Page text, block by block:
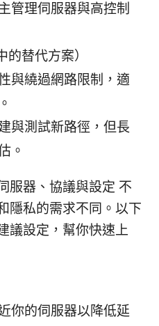
管理伺服器與高控制
替代方案）
與繞過網路限制，適
與測試新路徑，但長
。
服器、協議與設定 不
隱私的需求不同。以下
議設定，幫你快速上
你的伺服器以降低延